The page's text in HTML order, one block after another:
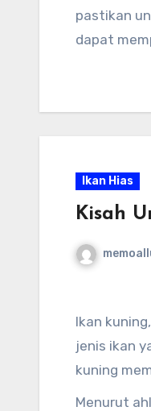
pastikan
dapat
Ikan Hias
Kisah
Ikan
jenis ikan
kuning
Menurut